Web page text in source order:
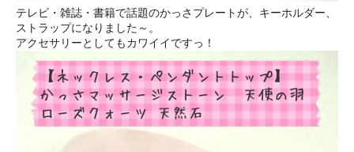
テレビ・雑誌・書籍で話題のかっさプレートが、キーホルダー、
ストラップになりました～。
アクセサリーとしてもカワイイですっ！